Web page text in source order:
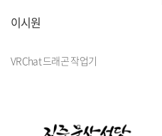
이시원
VRChat 드래곤 작업기